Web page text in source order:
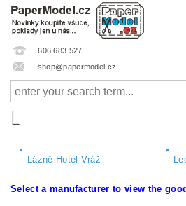
606 683 527
shop@papermodel.cz
L
Lázně Hotel Vráž
Select a manufacturer to view the